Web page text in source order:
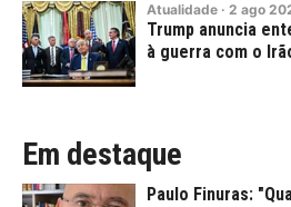
Atualidade · 2 ago
Trump anuncia
à guerra com o
Em destaque
Paulo Finuras: